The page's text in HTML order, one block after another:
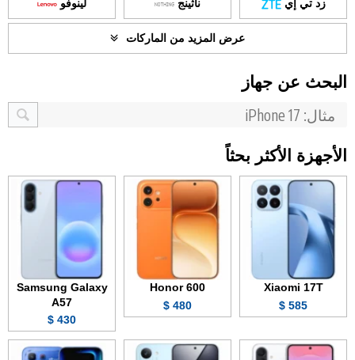
زد تي إي ناثينج لينوفو
عرض المزيد من الماركات
البحث عن جهاز
الأجهزة الأكثر بحثاً
Xiaomi 17T
585 $
Honor 600
480 $
Samsung Galaxy
A57
430 $